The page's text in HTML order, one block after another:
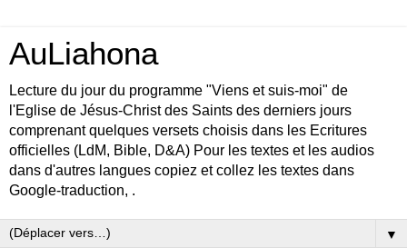
AuLiahona
Lecture du jour du programme "Viens et suis-moi" de
l'Eglise de Jésus-Christ des Saints des derniers jours
comprenant quelques versets choisis dans les Ecritures
officielles (LdM, Bible, D&A) Pour les textes et les audios
dans d'autres langues copiez et collez les textes dans
Google-traduction, .
▼